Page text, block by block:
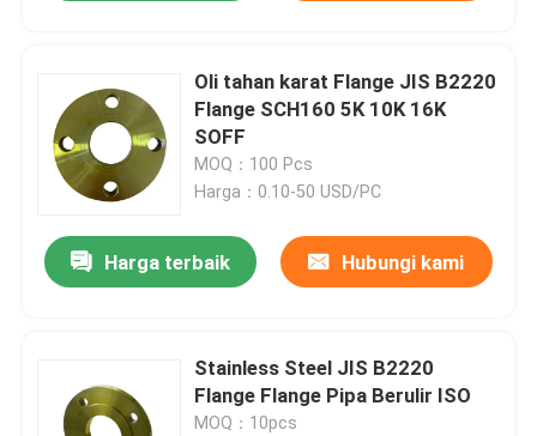
Oli tahan karat Flange JIS B2220
Flange SCH160 5K 10K 16K
SOFF
MOQ：100 Pcs
Harga：0.10-50 USD/PC
Harga terbaik Hubungi kami
Stainless Steel JIS B2220
Flange Flange Pipa Berulir ISO
MOQ：10pcs